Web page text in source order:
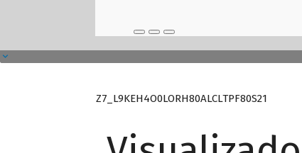
Z7_L9KEH4O0LORH80ALCLTPF80S21